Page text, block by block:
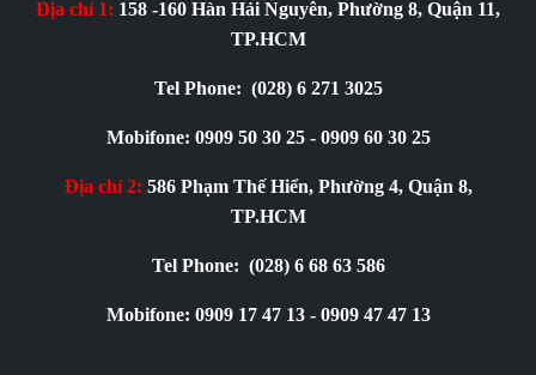
Địa chỉ 1: 158 -160 Hàn Hải Nguyên, Phường 8, Quận 11,
TP.HCM
Tel Phone: (028) 6 271 3025
Mobifone: 0909 50 30 25 - 0909 60 30 25
Địa chỉ 2: 586 Phạm Thế Hiển, Phường 4, Quận 8,
TP.HCM
Tel Phone: (028) 6 68 63 586
Mobifone: 0909 17 47 13 - 0909 47 47 13